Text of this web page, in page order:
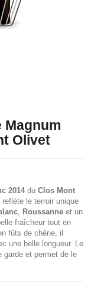
Magnum
Olivet
2014 du Clos Mont
le terroir unique
, Roussanne et un
fraîcheur tout en
fûts de chêne, il
une belle longueur. Le
garde et permet de le